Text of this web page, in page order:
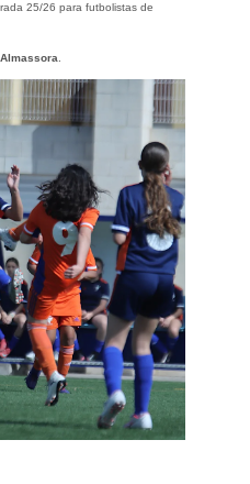
25/26 para futbolistas de
Almassora